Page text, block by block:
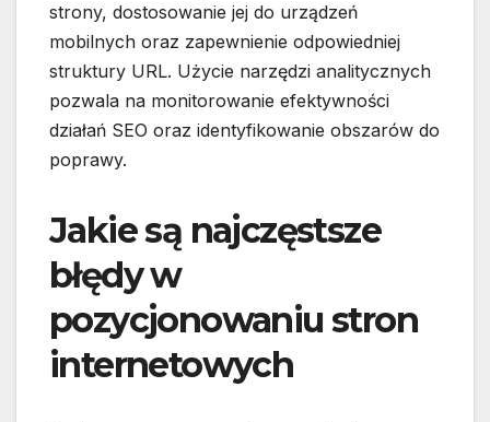
strony, dostosowanie jej do urządzeń
mobilnych oraz zapewnienie odpowiedniej
struktury URL. Użycie narzędzi analitycznych
pozwala na monitorowanie efektywności
działań SEO oraz identyfikowanie obszarów do
poprawy.
Jakie są najczęstsze
błędy w
pozycjonowaniu stron
internetowych